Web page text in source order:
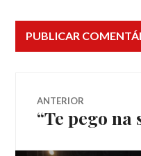
Navegação
ANTERIOR
Post
anterior:
“Te pego na